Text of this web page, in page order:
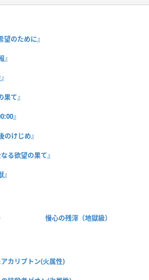
のために』
て』
』
のけじめ』
る欲望の果て』
慢心の残滓（地獄級）
カリプトン(火属性)